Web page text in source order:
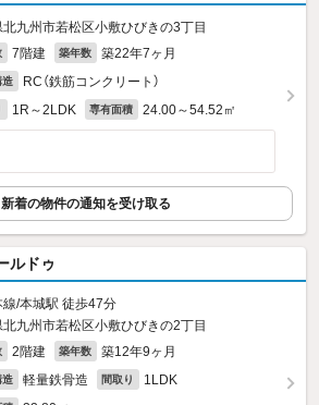
九州市若松区小敷ひびきの3丁目
7階建 築年数 築22年7ヶ月
造 RC（鉄筋コンクリート）
1R～2LDK 専有面積 24.00～54.52㎡
新着の物件の通知を受け取る
ルドゥ
線/本城駅 徒歩47分
九州市若松区小敷ひびきの2丁目
2階建 築年数 築12年9ヶ月
造 軽量鉄骨造 間取り 1LDK